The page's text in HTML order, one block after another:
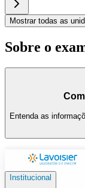
Mostrar todas as
Sobre o
Entenda as
Institucional